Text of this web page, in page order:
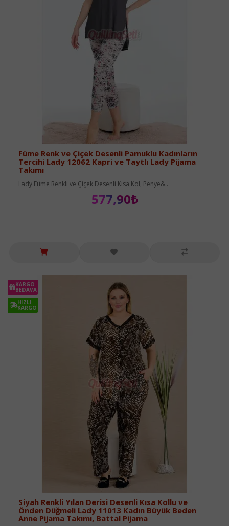
Füme Renk ve Çiçek Desenli Pamuklu Kadınların
Tercihi Lady 12062 Kapri ve Taytlı Lady Pijama
Takımı
Lady Füme Renkli ve Çiçek Desenli Kısa Kol, Penye&..
577,90₺
KARGO
BEDAVA
HIZLI
KARGO
Siyah Renkli Yılan Derisi Desenli Kısa Kollu ve
Önden Düğmeli Lady 11013 Kadın Büyük Beden
Anne Pijama Takımı, Battal Pijama